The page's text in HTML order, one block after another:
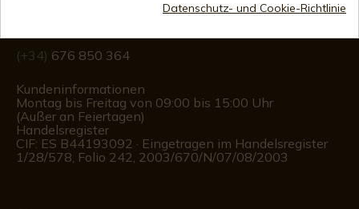
(+34) 676 850 364
Kundeninformationen
Montag bis Freitag von 09:00 bis 15:00 Uhr
(Außer an Feiertagen)
Handelsregister
CIF: ES B44193092 · Eingetragen im Handelsregister
1/28/578, Folio 242, 2003/670/N/07/08/2003
Datenschutz- und Cookie-Richtlinie